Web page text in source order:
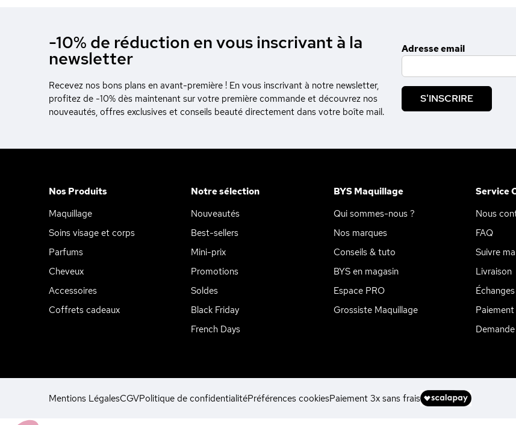
-10% de réduction en vous inscrivant à la
newsletter
Recevez nos bons plans en avant-première ! En vous inscrivant à notre newsletter,
profitez de -10% dès maintenant sur votre première commande et découvrez nos
nouveautés, offres exclusives et conseils beauté directement dans votre boîte mail.
Adresse email
S'INSCRIRE
Nos Produits
Maquillage
Soins visage et corps
Parfums
Cheveux
Accessoires
Coffrets cadeaux
Notre sélection
Nouveautés
Best-sellers
Mini-prix
Promotions
Soldes
Black Friday
French Days
BYS Maquillage
Qui sommes-nous ?
Nos marques
Conseils & tuto
BYS en magasin
Espace PRO
Grossiste Maquillage
Service
Nous
FAQ
Suivre
Livraison
Mentions LégalesCGVPolitique de confidentialitéPréférences cookiesPaiement 3x sans frais